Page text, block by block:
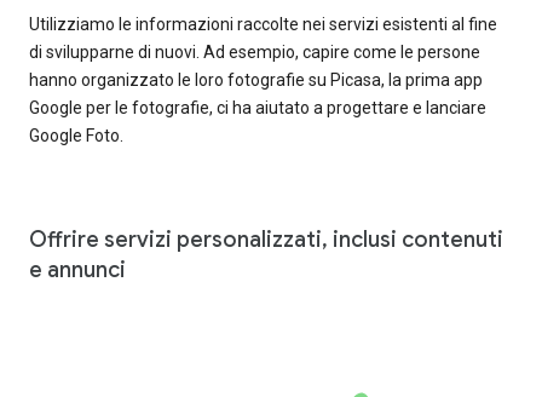
Utilizziamo le informazioni raccolte nei servizi esistenti al fine
di svilupparne di nuovi. Ad esempio, capire come le persone
hanno organizzato le loro fotografie su Picasa, la prima app
Google per le fotografie, ci ha aiutato a progettare e lanciare
Google Foto.
Offrire servizi personalizzati, inclusi contenuti
e annunci